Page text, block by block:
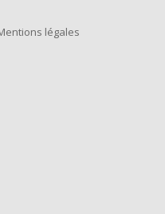
légales